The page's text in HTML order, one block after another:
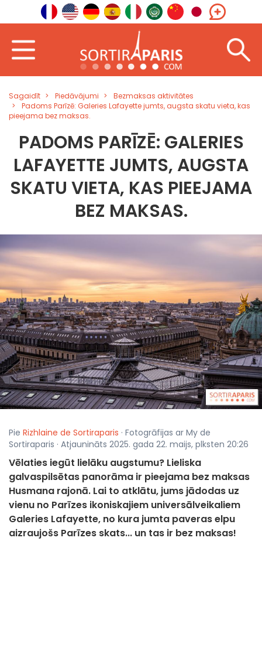
Sagaidīt Piedāvājumi
Bezmaksas aktivitātes
Padoms Parīzē: Galeries Lafayette jumts, augsta skatu vieta, kas
pieejama bez maksas.
PADOMS PARĪZĒ: GALERIES
LAFAYETTE JUMTS, AUGSTA
SKATU VIETA, KAS PIEEJAMA
BEZ MAKSAS.
Pie Rizhlaine de Sortiraparis · Fotogrāfijas ar My de
Sortiraparis · Atjaunināts 2025. gada 22. maijs, plksten 20:26
Vēlaties iegūt lielāku augstumu? Lieliska
galvaspilsētas panorāma ir pieejama bez maksas
Husmana rajonā. Lai to atklātu, jums jādodas uz
vienu no Parīzes ikoniskajiem universālveikaliem
Galeries Lafayette, no kura jumta paveras elpu
aizraujošs Parīzes skats... un tas ir bez maksas!